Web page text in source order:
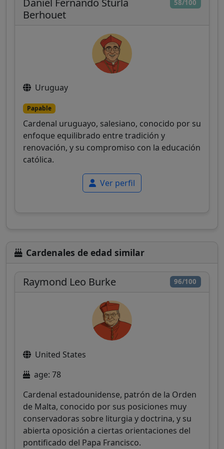
58/100
Daniel Fernando Sturla
Berhouet
Uruguay
Papable
Cardenal uruguayo, salesiano, conocido por su
enfoque equilibrado entre tradición y
renovación, y su compromiso con la educación
católica.
Ver perfil
Cardenales de edad similar
96/100
Raymond Leo Burke
United States
age: 78
Cardenal estadounidense, patrón de la Orden
de Malta, conocido por sus posiciones muy
conservadoras sobre liturgia y doctrina, y su
abierta oposición a ciertas orientaciones del
pontificado del Papa Francisco.